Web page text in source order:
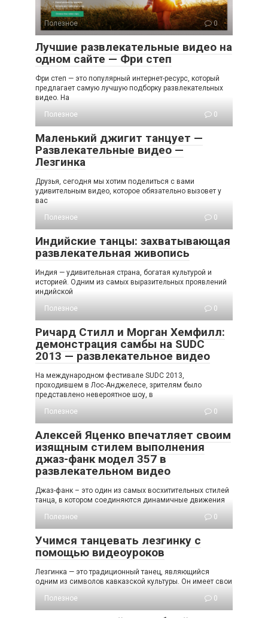
Полезное 0
Лучшие развлекательные видео на
одном сайте — Фри степ
Фри степ — это популярный интернет-ресурс, который
предлагает самую лучшую подборку развлекательных
видео. На
Полезное
0
Маленький джигит танцует —
Развлекательные видео —
Лезгинка
Друзья, сегодня мы хотим поделиться с вами
удивительным видео, которое обязательно вызовет у
вас
Полезное
0
Индийские танцы: захватывающая
развлекательная живопись
Индия — удивительная страна, богатая культурой и
историей. Одним из самых выразительных проявлений
индийской
Полезное
0
Ричард Стилл и Морган Хемфилл:
демонстрация самбы на SUDC
2013 — развлекательное видео
На международном фестивале SUDC 2013,
проходившем в Лос-Анджелесе, зрителям было
представлено невероятное шоу, в
Полезное
0
Алексей Яценко впечатляет своим
изящным стилем выполнения
джаз-фанк модел 357 в
развлекательном видео
Джаз-фанк – это один из самых восхитительных стилей
танца, в котором соединяются динамичные движения
Полезное
0
Учимся танцевать лезгинку с
помощью видеоуроков
Лезгинка — это традиционный танец, являющийся
одним из символов кавказской культуры. Он имеет свои
Полезное
0